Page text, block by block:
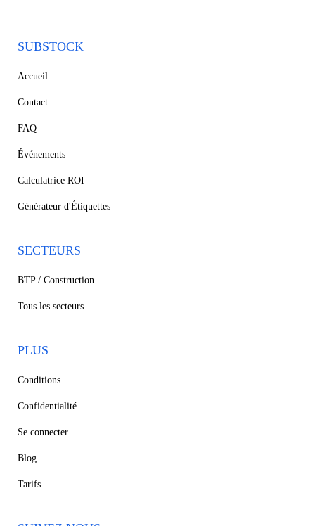
SUBSTOCK
Accueil
Contact
FAQ
Événements
Calculatrice ROI
Générateur d'Étiquettes
SECTEURS
BTP / Construction
Tous les secteurs
PLUS
Conditions
Confidentialité
Se connecter
Blog
Tarifs